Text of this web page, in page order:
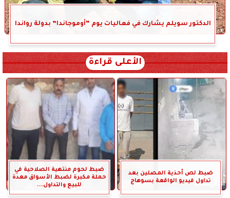
الدكتور سويلم يشارك في فعاليات يوم “أوموجاندا” بدولة رواندا
الأعلى قراءة
ضبط لص أحذية المصلين بعد
تداول فيديو الواقعة بسوهاج
ضبط لحوم منتهية الصلاحية في
حملة مكبرة لضبط الأسواق معدة
للبيع والتداول...